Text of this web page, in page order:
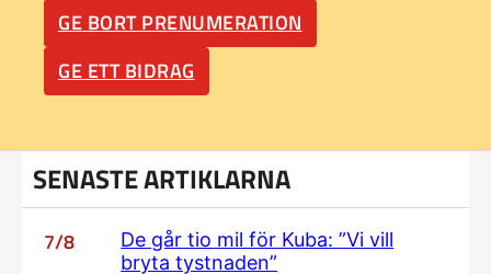
GE BORT PRENUMERATION
GE ETT BIDRAG
SENASTE ARTIKLARNA
7/8
De går tio mil för Kuba: ”Vi vill
bryta tystnaden”